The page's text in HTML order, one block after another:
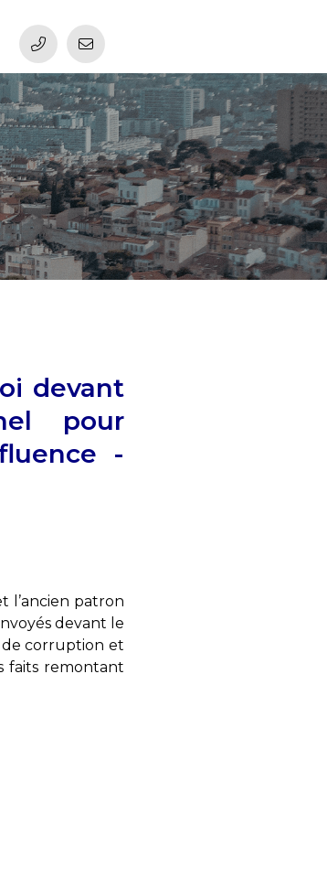
devant
pour
-
l’ancien patron
devant le
corruption et
faits remontant